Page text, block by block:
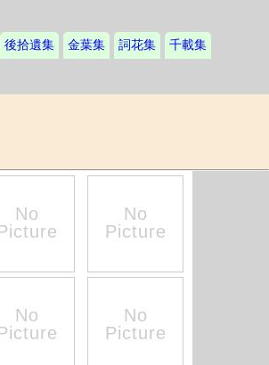
後拾遺集 金葉集 詞花集 千載集